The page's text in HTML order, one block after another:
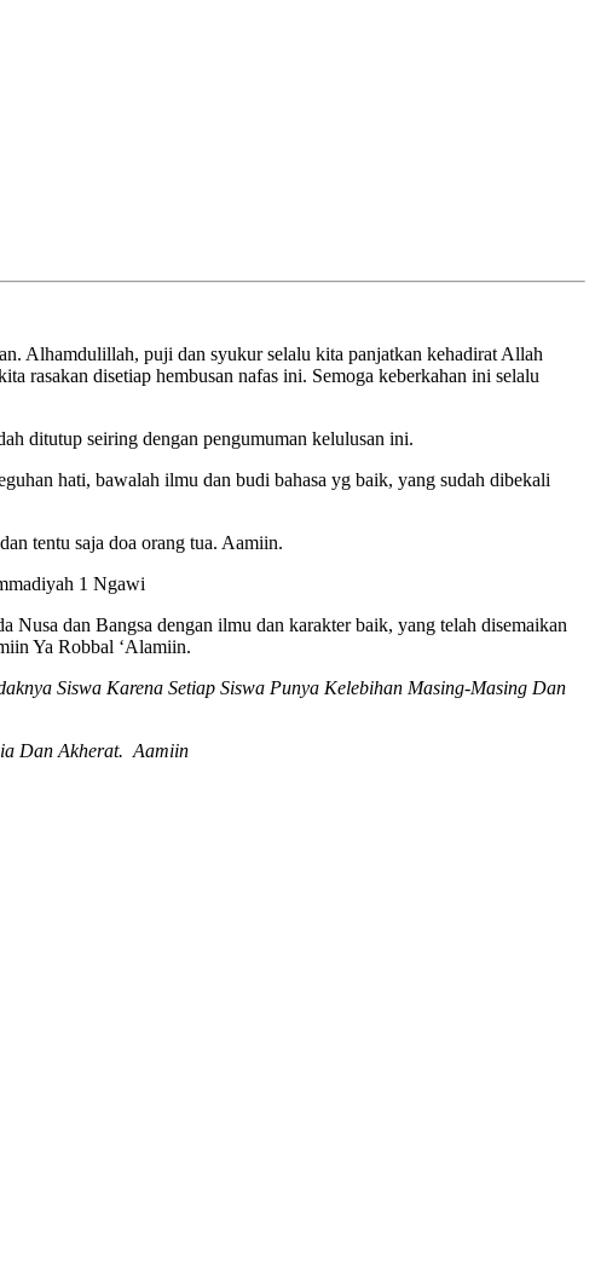
Alhamdulillah, puji dan syukur selalu kita panjatkan kehadirat Allah
rasakan disetiap hembusan nafas ini. Semoga keberkahan ini selalu
ditutup seiring dengan pengumuman kelulusan ini.
hati, bawalah ilmu dan budi bahasa yg baik, yang sudah dibekali
tentu saja doa orang tua. Aamiin.
1 Ngawi
dan Bangsa dengan ilmu dan karakter baik, yang telah disemaikan
Ya Robbal ‘Alamiin.
Siswa Karena Setiap Siswa Punya Kelebihan Masing-Masing Dan
Dan Akherat. Aamiin